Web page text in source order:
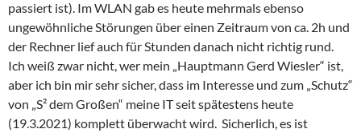
passiert ist). Im WLAN gab es heute mehrmals ebenso
ungewöhnliche Störungen über einen Zeitraum von ca. 2h und
der Rechner lief auch für Stunden danach nicht richtig rund.
Ich weiß zwar nicht, wer mein „Hauptmann Gerd Wiesler“ ist,
aber ich bin mir sehr sicher, dass im Interesse und zum „Schutz“
von „S² dem Großen“ meine IT seit spätestens heute
(19.3.2021) komplett überwacht wird. Sicherlich, es ist